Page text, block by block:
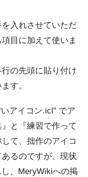
を入れさせていただ
目に加えて使いま
の先頭に貼り付け
す。
アイコン.icl" でア
と『練習で作って
て、拙作のアイコ
るのですが、現状
、MeryWikiへの掲